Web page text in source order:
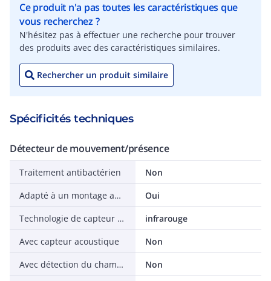
Ce produit n'a pas toutes les caractéristiques que
vous recherchez ?
N'hésitez pas à effectuer une recherche pour trouver
des produits avec des caractéristiques similaires.
Rechercher un produit similaire
Spécificités techniques
Détecteur de mouvement/présence
Traitement antibactérien
Non
Adapté à un montage au plafond
Oui
Technologie de capteur de mouvement/détecteur de présence
infrarouge
Avec capteur acoustique
Non
Avec détection du champ arrière
Non